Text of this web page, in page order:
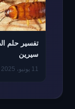
تفسير حلم
سيرين
11 يونيو، 2025